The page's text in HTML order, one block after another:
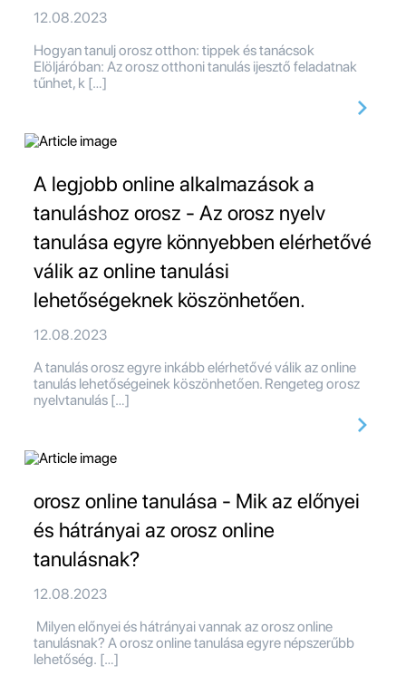
12.08.2023
Hogyan tanulj orosz otthon: tippek és tanácsok
Elöljáróban: Az orosz otthoni tanulás ijesztő feladatnak
tűnhet, k […]
A legjobb online alkalmazások a
tanuláshoz orosz - Az orosz nyelv
tanulása egyre könnyebben elérhetővé
válik az online tanulási
lehetőségeknek köszönhetően.
12.08.2023
A tanulás orosz egyre inkább elérhetővé válik az online
tanulás lehetőségeinek köszönhetően. Rengeteg orosz
nyelvtanulás […]
orosz online tanulása - Mik az előnyei
és hátrányai az orosz online
tanulásnak?
12.08.2023
Milyen előnyei és hátrányai vannak az orosz online
tanulásnak? A orosz online tanulása egyre népszerűbb
lehetőség. […]